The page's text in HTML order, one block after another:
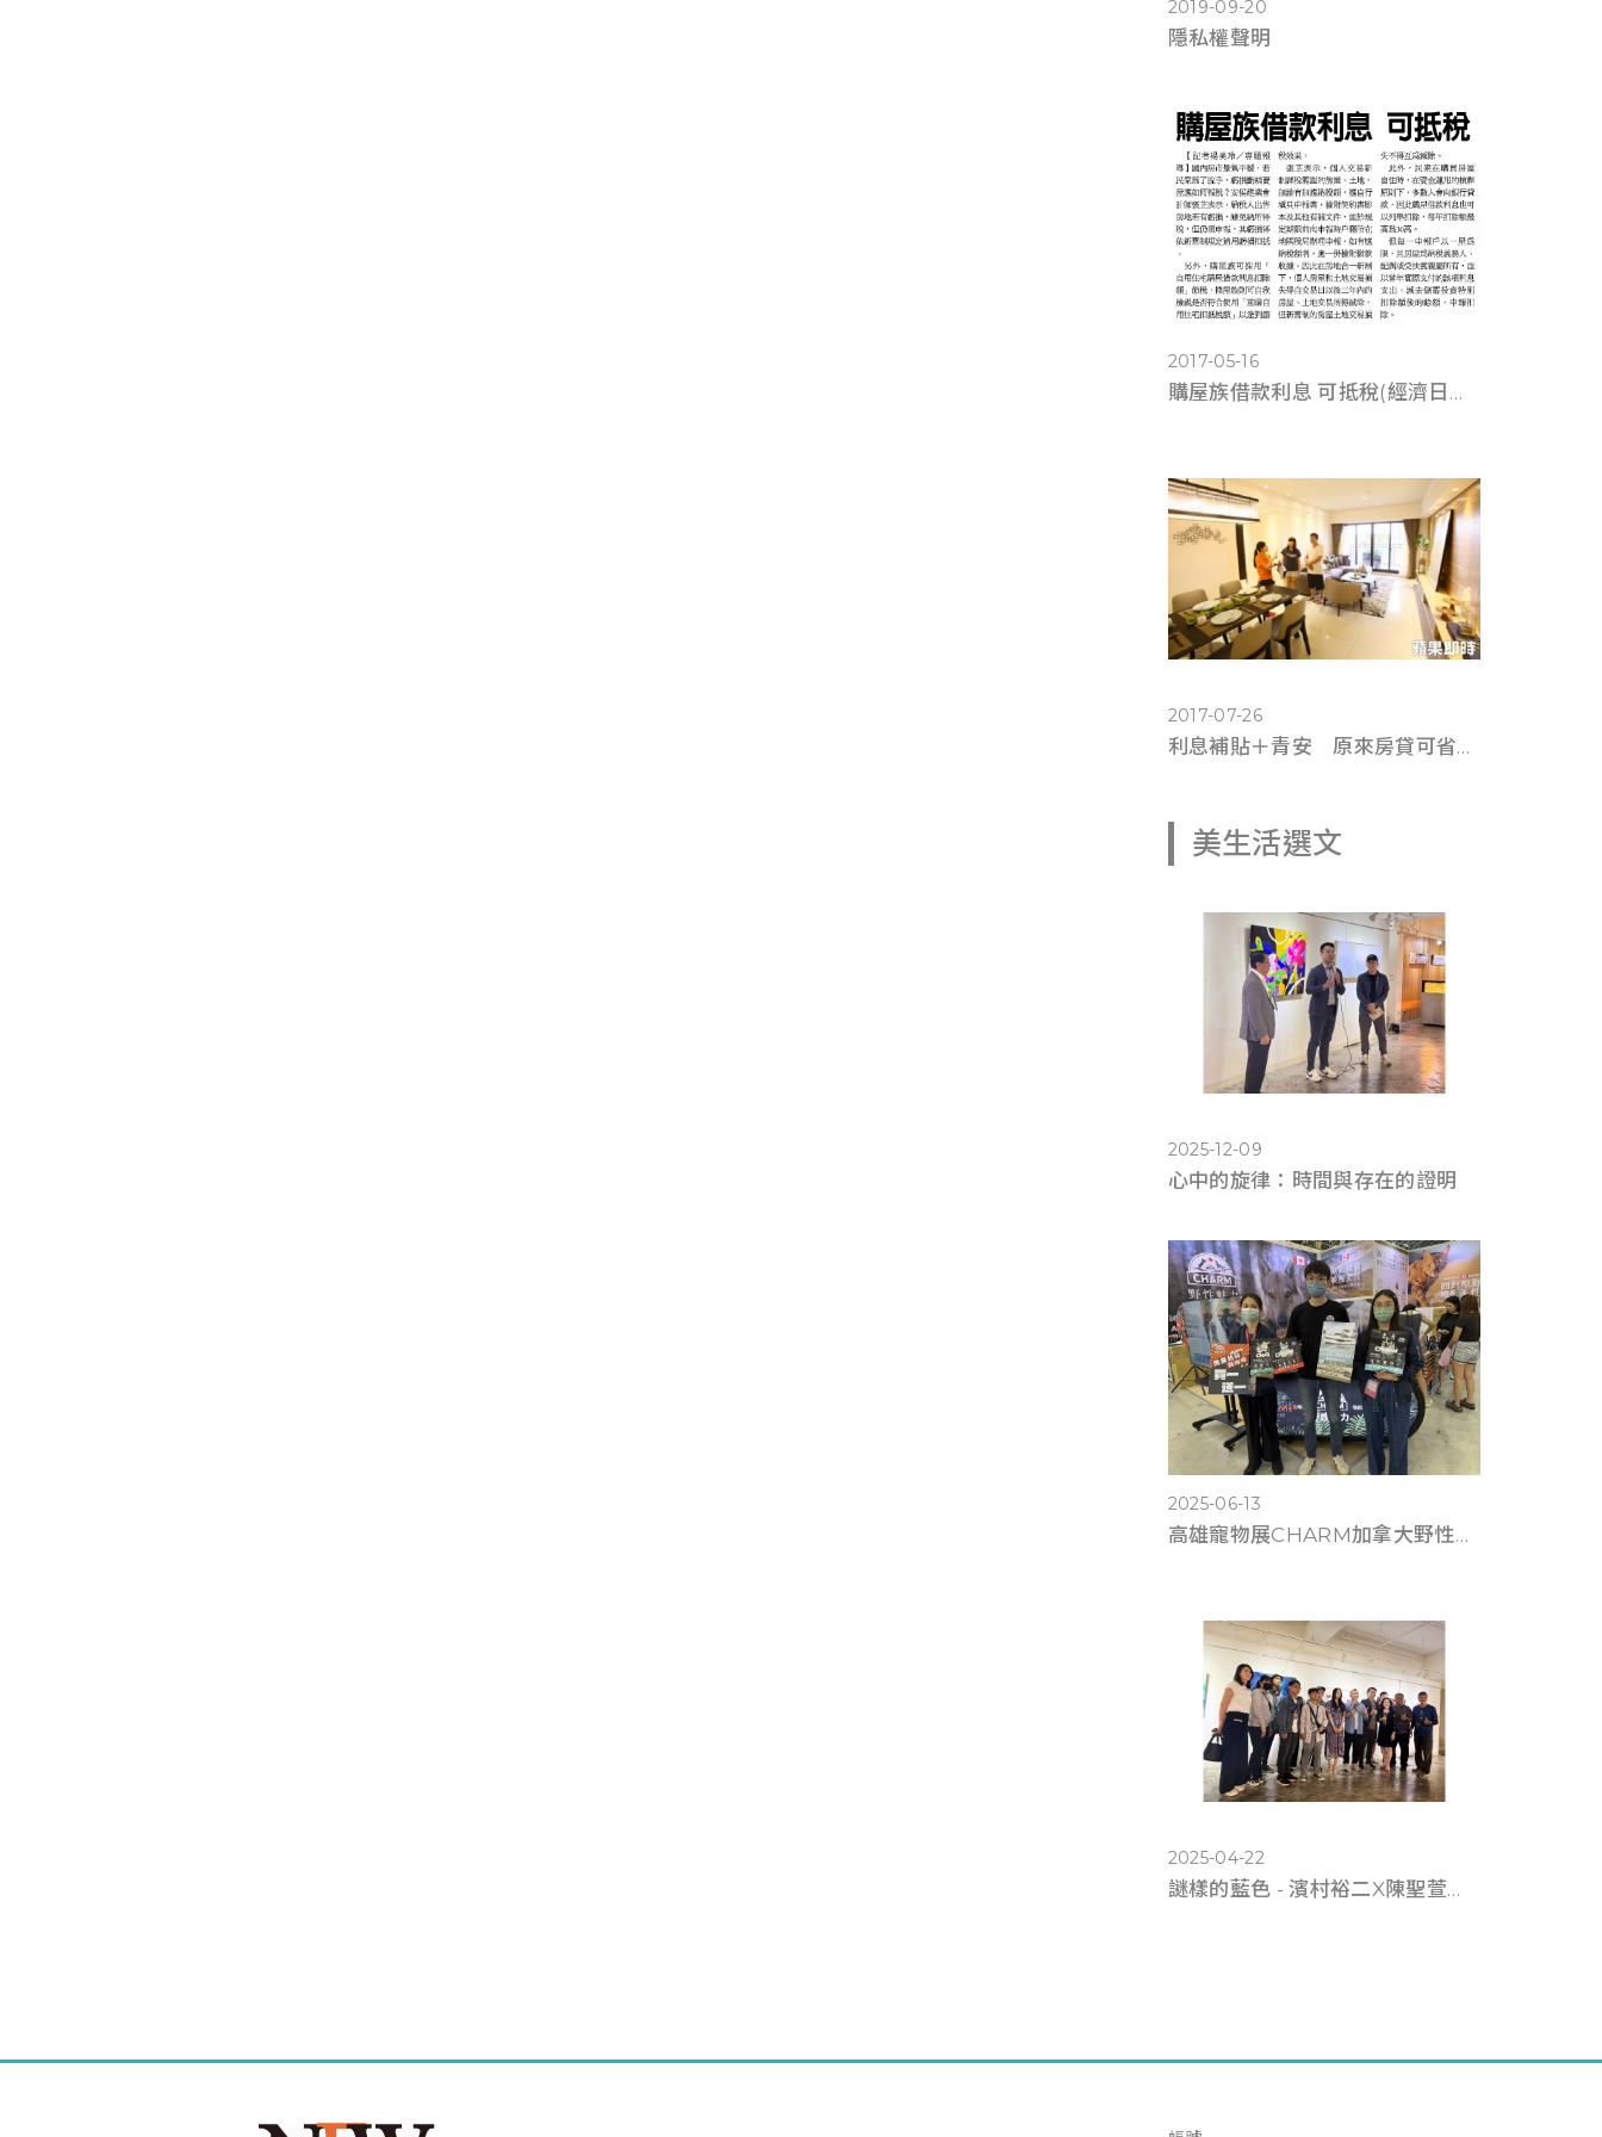
2019-09-20
隱私權聲明
2017-05-16
購屋族借款利息 可抵稅(經濟日報0516)
2017-07-26
利息補貼＋青安 原來房貸可省這麼多錢(蘋果即時0725)
美生活選文
2025-12-09
心中的旋律：時間與存在的證明
2025-06-13
高雄寵物展CHARM加拿大野性魅力滿6千送遊艇體驗
2025-04-22
謎樣的藍色 - 濱村裕二X陳聖萱《雙人展》